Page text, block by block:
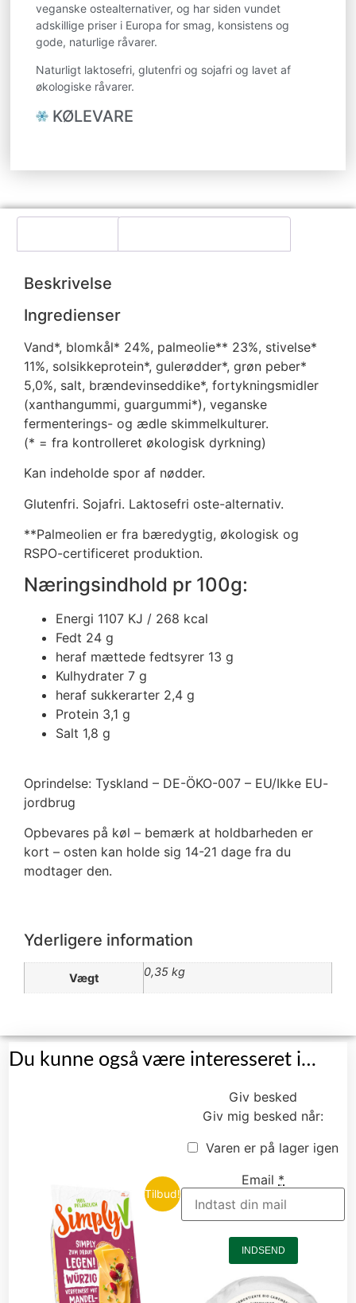
veganske ostealternativer, og har siden vundet
adskillige priser i Europa for smag, konsistens og
gode, naturlige råvarer.
Naturligt laktosefri, glutenfri og sojafri og lavet af
økologiske råvarer.
KØLEVARE
Beskrivelse
Ingredienser
Vand*, blomkål* 24%, palmeolie** 23%, stivelse*
11%, solsikkeprotein*, gulerødder*, grøn peber*
5,0%, salt, brændevinseddike*, fortykningsmidler
(xanthangummi, guargummi*), veganske
fermenterings- og ædle skimmelkulturer.
(* = fra kontrolleret økologisk dyrkning)
Kan indeholde spor af nødder.
Glutenfri. Sojafri. Laktosefri oste-alternativ.
**Palmeolien er fra bæredygtig, økologisk og
RSPO-certificeret produktion.
Næringsindhold pr 100g:
Energi 1107 KJ / 268 kcal
Fedt 24 g
heraf mættede fedtsyrer 13 g
Kulhydrater 7 g
heraf sukkerarter 2,4 g
Protein 3,1 g
Salt 1,8 g
Oprindelse: Tyskland – DE-ÖKO-007 – EU/Ikke EU-
jordbrug
Opbevares på køl – bemærk at holdbarheden er
kort – osten kan holde sig 14-21 dage fra du
modtager den.
Yderligere information
Vægt 0,35 kg
Du kunne også være interesseret i…
Tilbud!
Giv besked
Giv mig besked når:
Varen er på lager igen
Email *
INDSEND